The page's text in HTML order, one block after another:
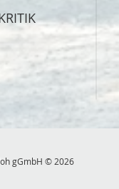
gGmbH © 2026